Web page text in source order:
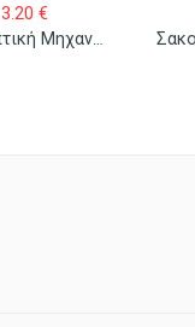
3.20€
Συρραπτική Μηχανή Sax 319 Χειρός